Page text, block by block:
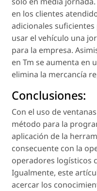
en los clientes
adicionales
usar el vehículo una
para la empresa.
en Tm se aumenta en
elimina la mercancía
Conclusiones:
Con el uso de
método para la
aplicación de la
consecuente con la
operadores logísticos
Igualmente, este
acercar los